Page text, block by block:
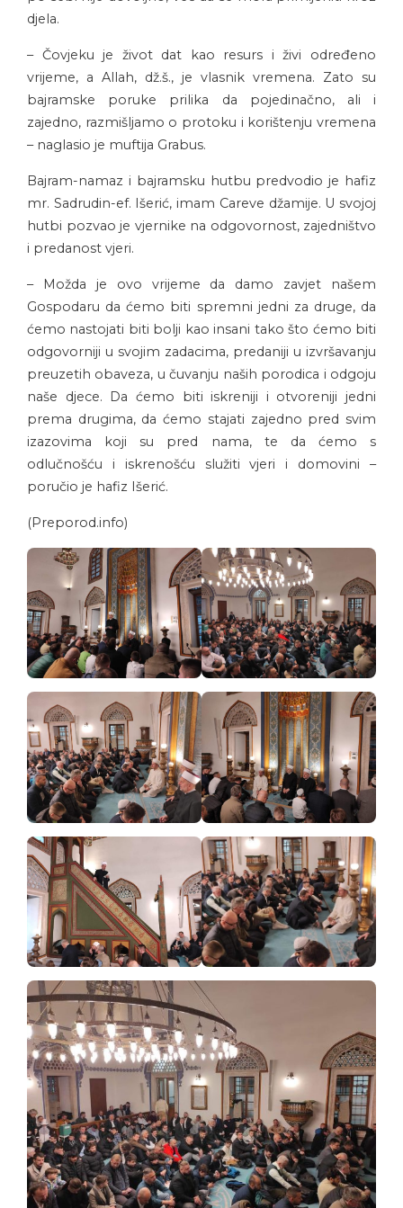
djela.
– Čovjeku je život dat kao resurs i živi određeno
vrijeme, a Allah, dž.š., je vlasnik vremena. Zato su
bajramske poruke prilika da pojedinačno, ali i
zajedno, razmišljamo o protoku i korištenju vremena
– naglasio je muftija Grabus.
Bajram-namaz i bajramsku hutbu predvodio je hafiz
mr. Sadrudin-ef. Išerić, imam Careve džamije. U svojoj
hutbi pozvao je vjernike na odgovornost, zajedništvo
i predanost vjeri.
– Možda je ovo vrijeme da damo zavjet našem
Gospodaru da ćemo biti spremni jedni za druge, da
ćemo nastojati biti bolji kao insani tako što ćemo biti
odgovorniji u svojim zadacima, predaniji u izvršavanju
preuzetih obaveza, u čuvanju naših porodica i odgoju
naše djece. Da ćemo biti iskreniji i otvoreniji jedni
prema drugima, da ćemo stajati zajedno pred svim
izazovima koji su pred nama, te da ćemo s
odlučnošću i iskrenošću služiti vjeri i domovini –
poručio je hafiz Išerić.
(Preporod.info)